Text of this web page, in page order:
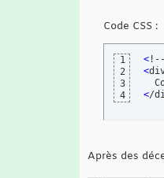
Code CSS :
1
2
3
4
<
<
</
Après des